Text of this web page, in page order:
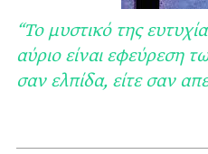
“Το μυστικό της
αύριο είναι εφεύρεση
σαν ελπίδα, είτε σαν